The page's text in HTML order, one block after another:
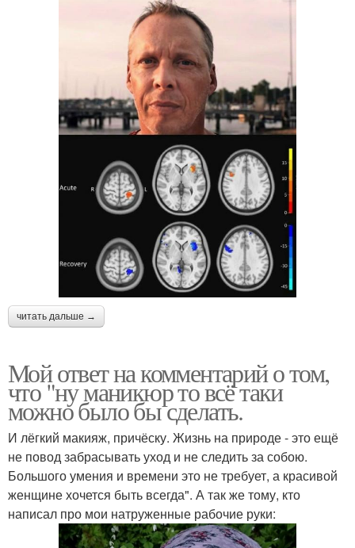
читать дальше →
Мой ответ на комментарий о том,
что "ну маникюр то всё таки
можно было бы сделать.
И лёгкий макияж, причёску. Жизнь на природе - это ещё
не повод забрасывать уход и не следить за собою.
Большого умения и времени это не требует, а красивой
женщине хочется быть всегда". А так же тому, кто
написал про мои натруженные рабочие руки: